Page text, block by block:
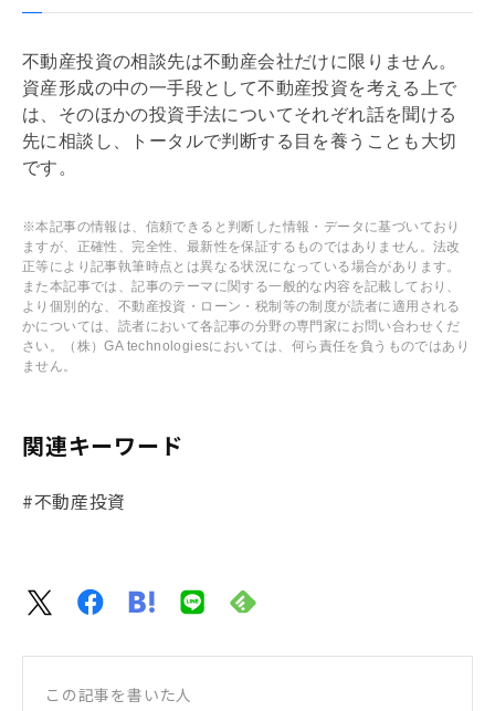
不動産投資の相談先は不動産会社だけに限りません。
資産形成の中の一手段として不動産投資を考える上で
は、そのほかの投資手法についてそれぞれ話を聞ける
先に相談し、トータルで判断する目を養うことも大切
です。
※本記事の情報は、信頼できると判断した情報・データに基づいており
ますが、正確性、完全性、最新性を保証するものではありません。法改
正等により記事執筆時点とは異なる状況になっている場合があります。
また本記事では、記事のテーマに関する一般的な内容を記載しており、
より個別的な、不動産投資・ローン・税制等の制度が読者に適用される
かについては、読者において各記事の分野の専門家にお問い合わせくだ
さい。（株）GA technologiesにおいては、何ら責任を負うものではあり
ません。
関連キーワード
#不動産投資
この記事を書いた人